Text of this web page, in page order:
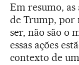
Em resumo, as
de Trump, por
ser, não são o
essas ações
contexto de